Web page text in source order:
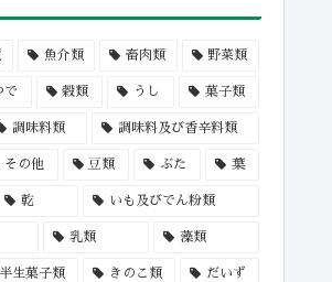
魚介類 畜肉類 野菜類
で 穀類 うし 菓子類
調味料類 調味料及び香辛料類
その他 豆類 ぶた 葉
乾 いも及びでん粉類
乳類 藻類
生菓子類 きのこ類 だいず